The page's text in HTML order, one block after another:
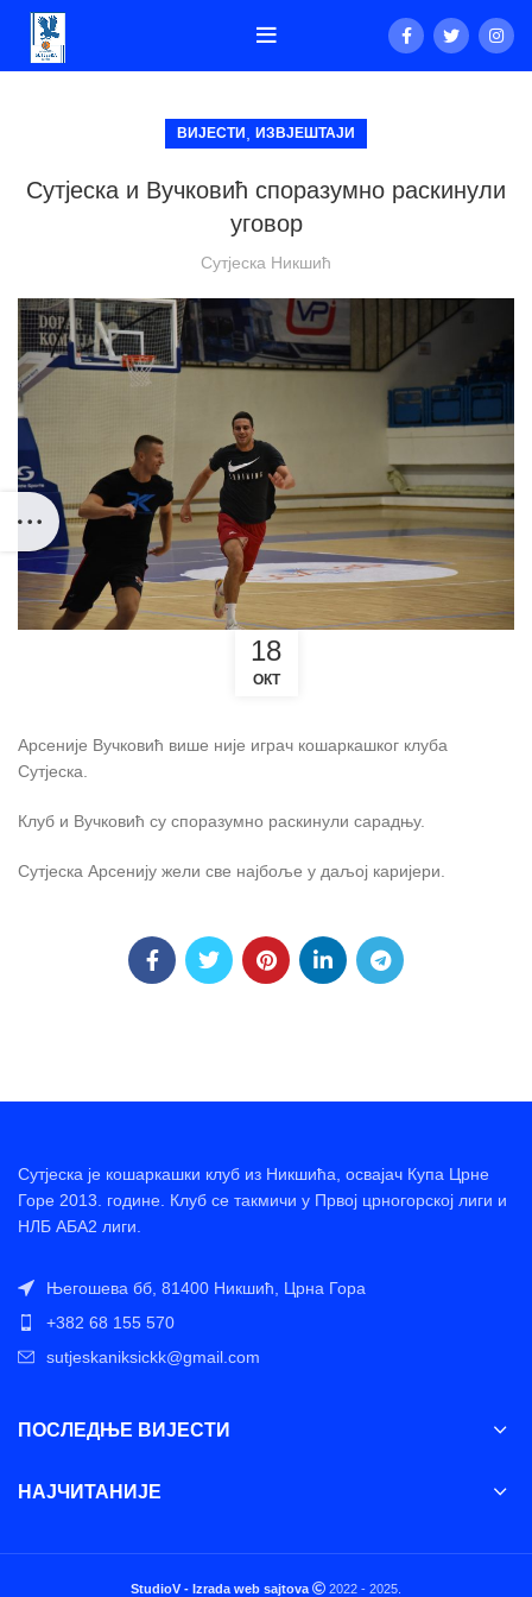
ВИЈЕСТИ ИЗВЈЕШТАЈИ
Сутјеска и Вучковић споразумно раскинули
уговор
Сутјеска Никшић
18
ОКТ
Арсеније Вучковић више није играч кошаркашког клуба
Сутјеска.
Клуб и Вучковић су споразумно раскинули сарадњу.
Сутјеска Арсенију жели све најбоље у даљој каријери.
Сутјеска је кошаркашки клуб из Никшића, освајач Купа Црне
Горе 2013. године. Клуб се такмичи у Првој црногорској лиги и
НЛБ АБА2 лиги.
Његошева бб, 81400 Никшић, Црна Гора
+382 68 155 570
sutjeskaniksickk@gmail.com
ПОСЛЕДЊЕ ВИЈЕСТИ
НАЈЧИТАНИЈЕ
StudioV - Izrada web sajtova 2022 - 2025.